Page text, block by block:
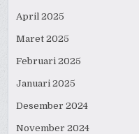
April 2025
Maret 2025
Februari 2025
Januari 2025
Desember 2024
November 2024